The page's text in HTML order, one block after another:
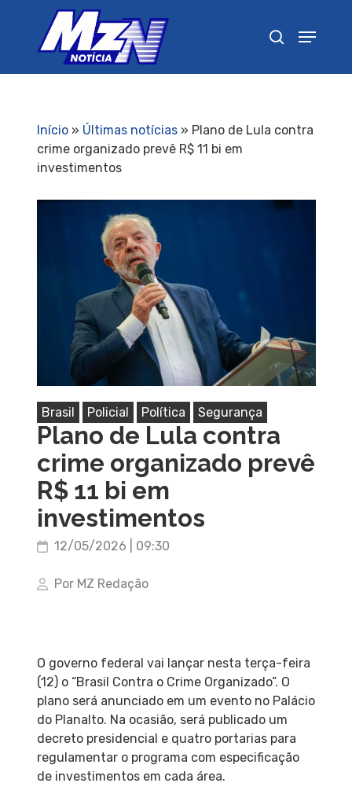
Início» Últimas notícias» Plano de Lula contra
crime organizado prevê R$ 11 bi em
investimentos
Brasil Policial Política Segurança
Plano de Lula contra
crime organizado prevê
R$ 11 bi em
investimentos
12/05/2026 | 09:30
Por MZ Redação
O governo federal vai lançar nesta terça-feira
(12) o “Brasil Contra o Crime Organizado”. O
plano será anunciado em um evento no Palácio
do Planalto. Na ocasião, será publicado um
decreto presidencial e quatro portarias para
regulamentar o programa com especificação
de investimentos em cada área.